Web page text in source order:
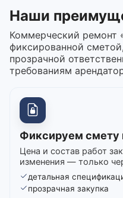
Наши
Коммерческий ремонт
фиксированной
прозрачной
требованиям
Фиксируем смету
Цена и состав работ
изменения — только
детальная
прозрачная закупка